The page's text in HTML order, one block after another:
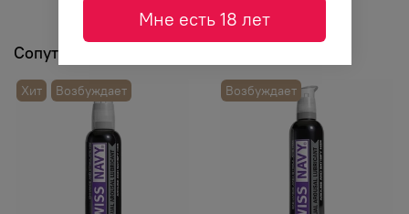
Сопутствующие товары
Хит Возбуждает Возбуждает
Мне есть 18 лет